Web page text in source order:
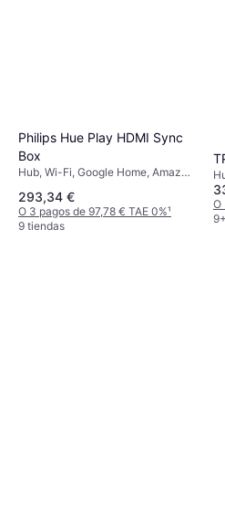
Philips Hue Play HDMI Sync
Box
Hub, Wi-Fi, Google Home, Amazon
293,34 €
O 3 pagos de 97,78 € TAE 0%¹
9 tiendas
O